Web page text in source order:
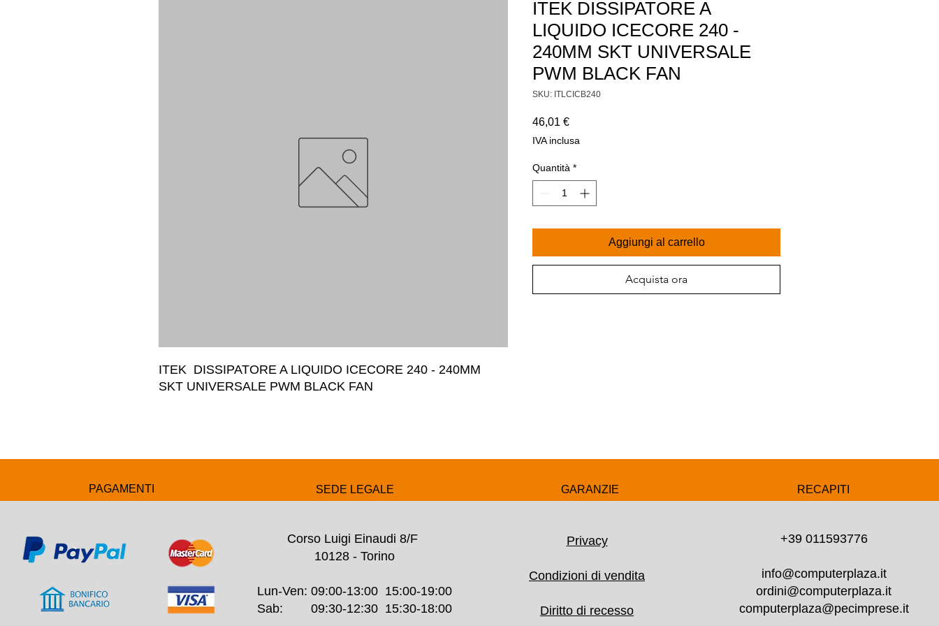
ITEK  DISSIPATORE A LIQUIDO ICECORE 240 - 240MM
SKT UNIVERSALE PWM BLACK FAN
ITEK DISSIPATORE A
LIQUIDO ICECORE 240 -
240MM SKT UNIVERSALE
PWM BLACK FAN
SKU: ITLCICB240
46,01 €Prezzo
IVA inclusa
Quantità *
Aggiungi al carrello
Acquista ora
PAGAMENTI SEDE LEGALE GARANZIE RECAPITI
Corso Luigi Einaudi 8/F
10128 - Torino
Lun-Ven: 09:00-13:00 15:00-19:00
Sab: 09:30-12:30 15:30-18:00
Privacy
Condizioni di vendita
Diritto di recesso
+39 011593776
info@computerplaza.it
ordini@computerplaza.it
computerplaza@pecimprese.it